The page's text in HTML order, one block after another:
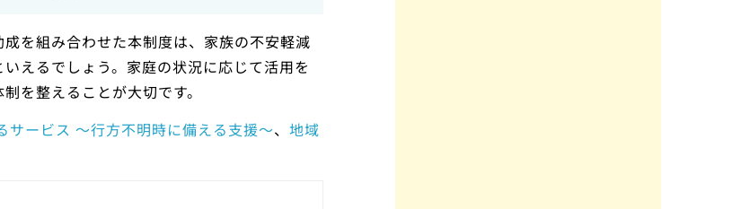
を組み合わせた本制度は、家族の不安軽減
えるでしょう。家庭の状況に応じて活用を
を整えることが大切です。
サービス ～行方不明時に備える支援～、 地域